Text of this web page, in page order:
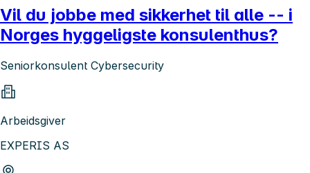
Vil du jobbe med sikkerhet til alle -- i
Norges hyggeligste konsulenthus?
Seniorkonsulent Cybersecurity
Arbeidsgiver
EXPERIS AS